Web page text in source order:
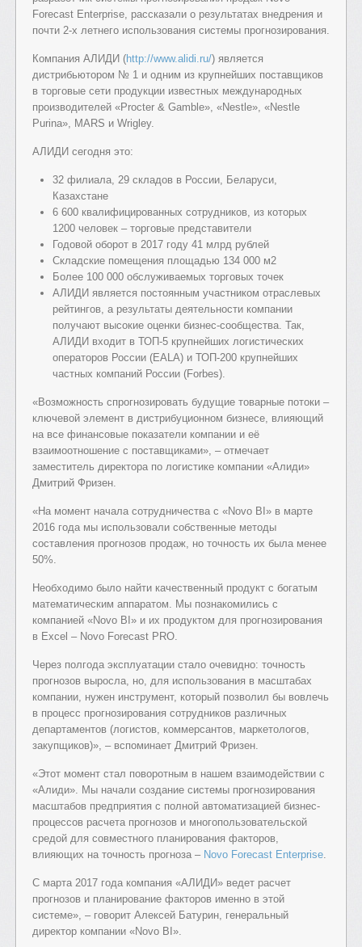
Forecast Enterprise, рассказали о результатах внедрения и
почти 2-х летнего использования системы прогнозирования.
Компания АЛИДИ (http://www.alidi.ru/) является
дистрибьютором № 1 и одним из крупнейших поставщиков
в торговые сети продукции известных международных
производителей «Procter & Gamble», «Nestle», «Nestle
Purina», MARS и Wrigley.
АЛИДИ сегодня это:
32 филиала, 29 складов в России, Беларуси,
Казахстане
6 600 квалифицированных сотрудников, из которых
1200 человек – торговые представители
Годовой оборот в 2017 году 41 млрд рублей
Складские помещения площадью 134 000 м2
Более 100 000 обслуживаемых торговых точек
АЛИДИ является постоянным участником отраслевых
рейтингов, а результаты деятельности компании
получают высокие оценки бизнес-сообщества. Так,
АЛИДИ входит в ТОП-5 крупнейших логистических
операторов России (EALA) и ТОП-200 крупнейших
частных компаний России (Forbes).
«Возможность спрогнозировать будущие товарные потоки –
ключевой элемент в дистрибуционном бизнесе, влияющий
на все финансовые показатели компании и её
взаимоотношение с поставщиками» , – отмечает
заместитель директора по логистике компании «Алиди»
Дмитрий Фризен.
«На момент начала сотрудничества с «Novo BI» в марте
2016 года мы использовали собственные методы
составления прогнозов продаж, но точность их была менее
50%.
Необходимо было найти качественный продукт с богатым
математическим аппаратом. Мы познакомились с
компанией «Novo BI» и их продуктом для прогнозирования
в Excel – Novo Forecast PRO.
Через полгода эксплуатации стало очевидно: точность
прогнозов выросла, но, для использования в масштабах
компании, нужен инструмент, который позволил бы вовлечь
в процесс прогнозирования сотрудников различных
департаментов (логистов, коммерсантов, маркетологов,
закупщиков)», – вспоминает Дмитрий Фризен.
«Этот момент стал поворотным в нашем взаимодействии с
«Алиди». Мы начали создание системы прогнозирования
масштабов предприятия с полной автоматизацией бизнес-
процессов расчета прогнозов и многопользовательской
средой для совместного планирования факторов,
влияющих на точность прогноза – Novo Forecast Enterprise
С марта 2017 года компания «АЛИДИ» ведет расчет
прогнозов и планирование факторов именно в этой
системе», – говорит Алексей Батурин, генеральный
директор компании «Novo BI».